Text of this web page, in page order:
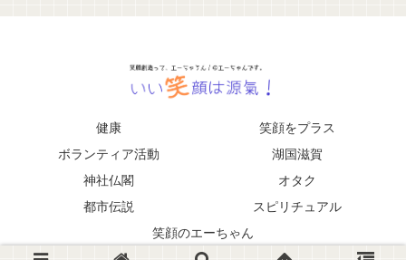
健康
笑顔をプラス
ボランティア活動
湖国滋賀
神社仏閣
オタク
都市伝説
スピリチュアル
笑顔のエーちゃん